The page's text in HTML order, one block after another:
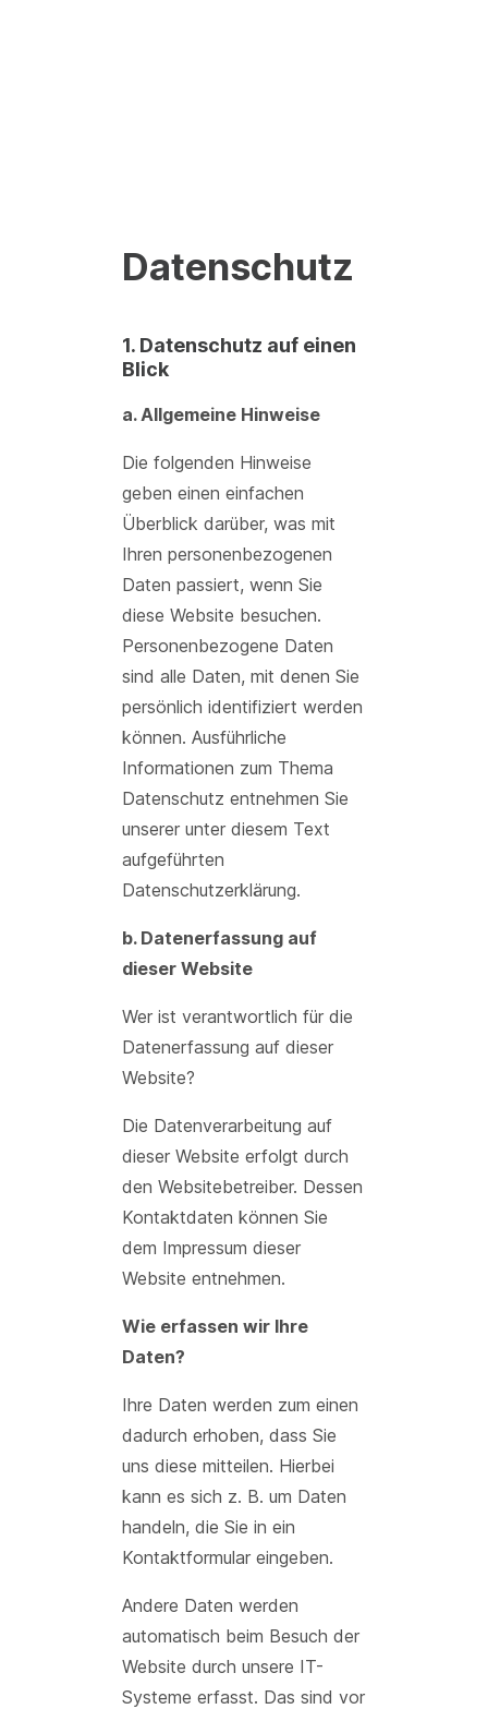
Datenschutz
1. Datenschutz auf einen
Blick
a. Allgemeine Hinweise
Die folgenden Hinweise
geben einen einfachen
Überblick darüber, was mit
Ihren personenbezogenen
Daten passiert, wenn Sie
diese Website besuchen.
Personenbezogene Daten
sind alle Daten, mit denen Sie
persönlich identifiziert werden
können. Ausführliche
Informationen zum Thema
Datenschutz entnehmen Sie
unserer unter diesem Text
aufgeführten
Datenschutzerklärung.
b. Datenerfassung auf
dieser Website
Wer ist verantwortlich für die
Datenerfassung auf dieser
Website?
Die Datenverarbeitung auf
dieser Website erfolgt durch
den Websitebetreiber. Dessen
Kontaktdaten können Sie
dem Impressum dieser
Website entnehmen.
Wie erfassen wir Ihre
Daten?
Ihre Daten werden zum einen
dadurch erhoben, dass Sie
uns diese mitteilen. Hierbei
kann es sich z. B. um Daten
handeln, die Sie in ein
Kontaktformular eingeben.
Andere Daten werden
automatisch beim Besuch der
Website durch unsere IT-
Systeme erfasst. Das sind vor